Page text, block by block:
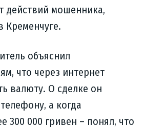
действий мошенника,
Кременчуге.
объяснил
что через интернет
валюту. О сделке он
а когда
300 000 гривен – понял, что